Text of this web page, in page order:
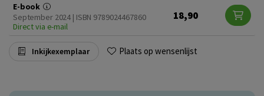
E-book
September 2024 | ISBN 9789024467860
Direct via e-mail
18,90
Inkijkexemplaar Plaats op wensenlijst